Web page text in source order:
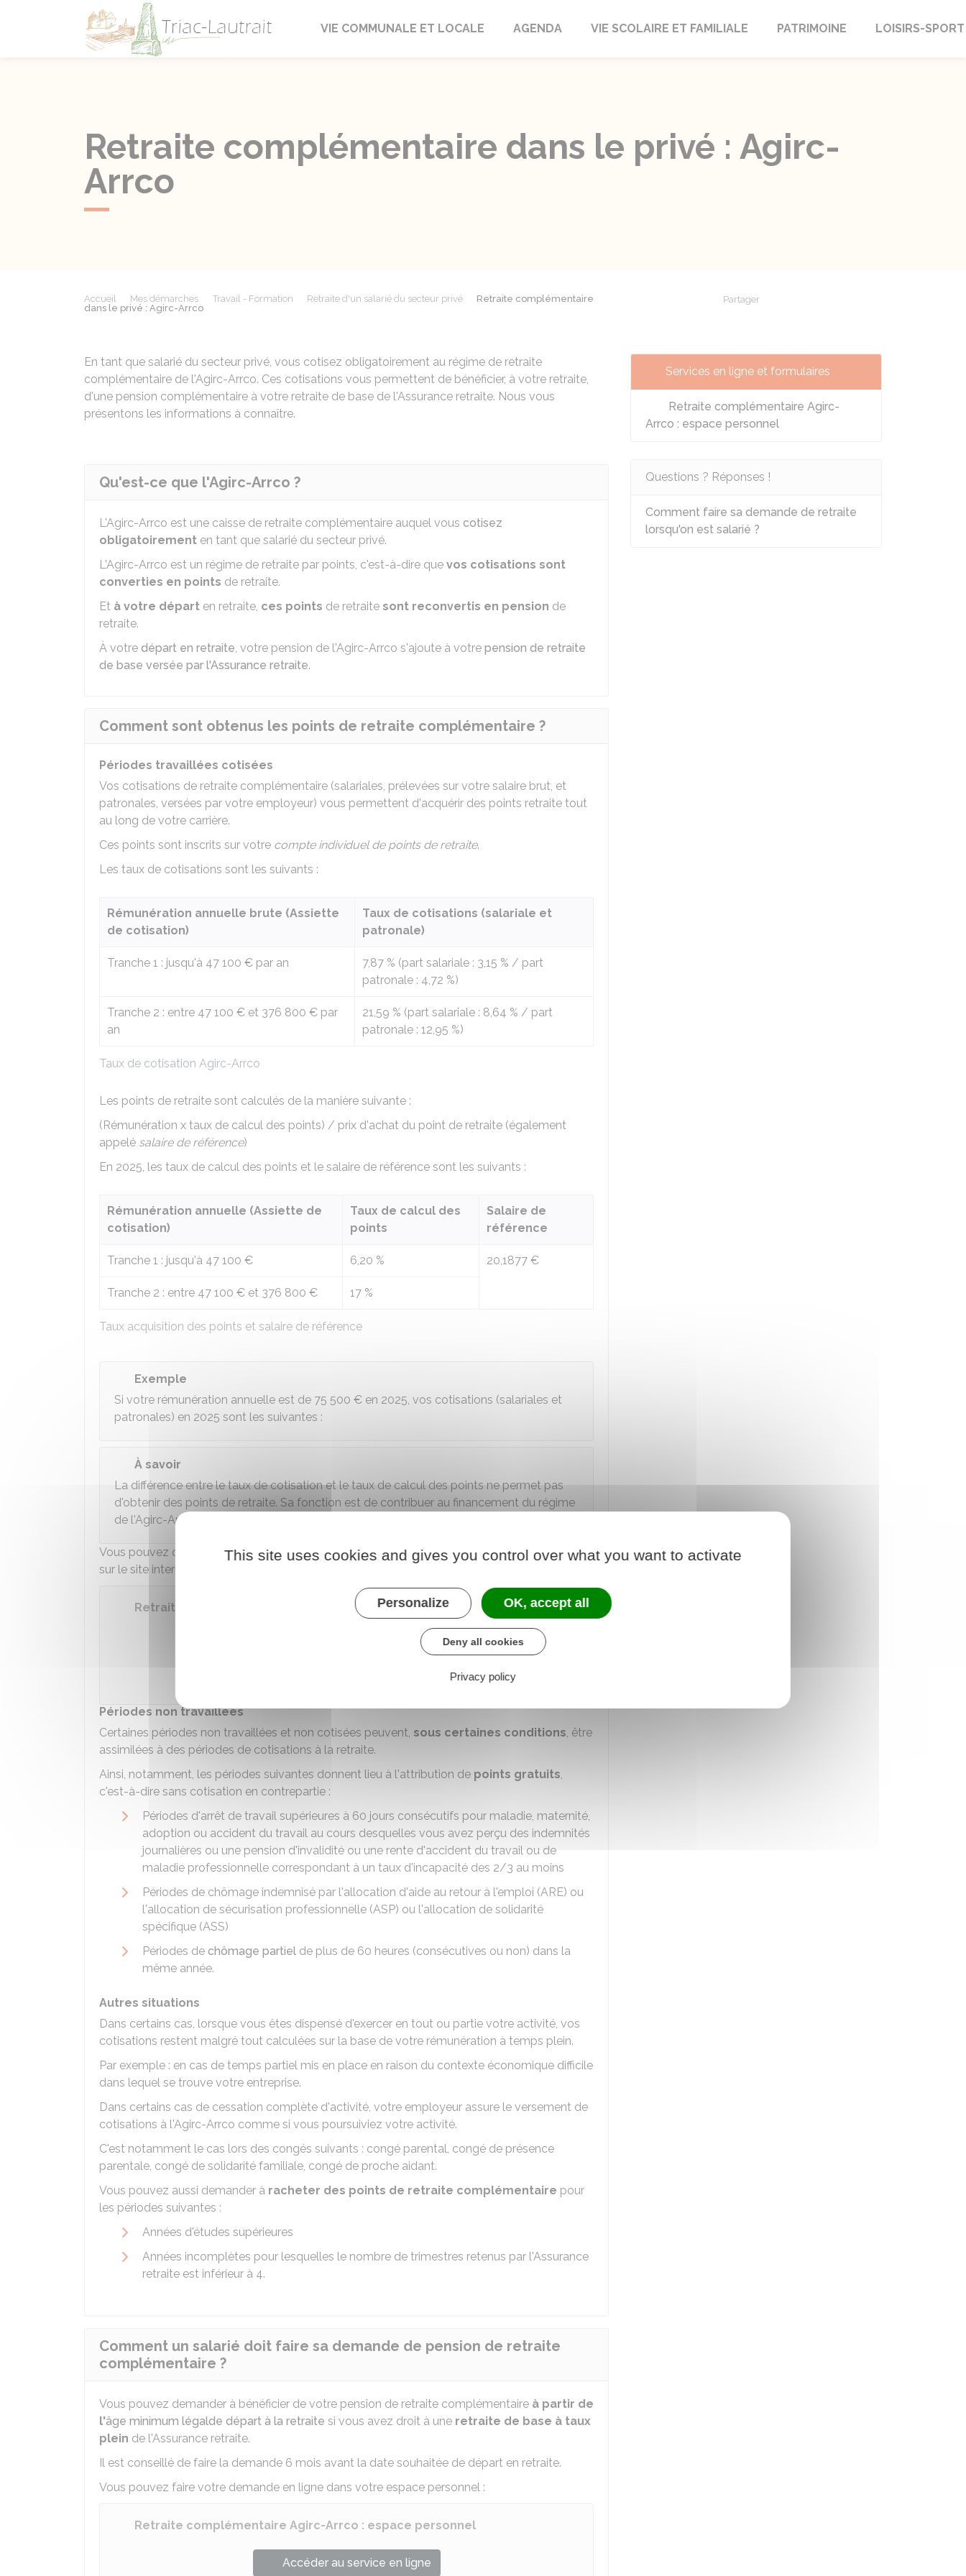
Triac-Lautrait
VIE COMMUNALE ET LOCALE AGENDA VIE SCOLAIRE ET FAMILIALE PATRIMOINE LOISIRS-SPORT
Retraite complémentaire dans le privé : Agirc-
Arrco
Accueil Mes démarches Travail - Formation Retraite d'un salarié du secteur privé
Retraite complémentaire
dans le privé : Agirc-Arrco
Partager
En tant que salarié du secteur privé, vous cotisez obligatoirement au régime de retraite
complémentaire de l'Agirc-Arrco. Ces cotisations vous permettent de bénéficier, à votre retraite,
d'une pension complémentaire à votre retraite de base de l'Assurance retraite. Nous vous
présentons les informations à connaître.
Qu'est-ce que l'Agirc-Arrco ?
L'Agirc-Arrco est une caisse de retraite complémentaire auquel vous cotisez
obligatoirement en tant que salarié du secteur privé.
L'Agirc-Arrco est un régime de retraite par points, c'est-à-dire que vos cotisations sont
converties en points de retraite.
Et à votre départ en retraite, ces points de retraite sont reconvertis en pension de
retraite.
À votre départ en retraite, votre pension de l'Agirc-Arrco s'ajoute à votre pension de retraite
de base versée par l'Assurance retraite.
Comment sont obtenus les points de retraite complémentaire ?
Périodes travaillées cotisées
Vos cotisations de retraite complémentaire (salariales, prélevées sur votre salaire brut, et
patronales, versées par votre employeur) vous permettent d'acquérir des points retraite tout
au long de votre carrière.
Ces points sont inscrits sur votre compte individuel de points de retraite.
Les taux de cotisations sont les suivants :
Taux de cotisation Agirc-Arrco
Rémunération annuelle brute (Assiette
de cotisation)
Taux de cotisations (salariale et
patronale)
Tranche 1 : jusqu'à 47 100 € par an 7,87 % (part salariale : 3,15 % / part
patronale : 4,72 %)
Tranche 2 : entre 47 100 € et 376 800 € par
an
21,59 % (part salariale : 8,64 % / part
patronale : 12,95 %)
Les points de retraite sont calculés de la manière suivante :
(Rémunération x taux de calcul des points) / prix d'achat du point de retraite (également
appelé salaire de référence)
En 2025, les taux de calcul des points et le salaire de référence sont les suivants :
Taux acquisition des points et salaire de référence
Rémunération annuelle (Assiette de
cotisation)
Taux de calcul des
points
Salaire de
référence
Tranche 1 : jusqu'à 47 100 € 6,20 % 20,1877 €
Tranche 2 : entre 47 100 € et 376 800 € 17 %
Exemple
Si votre rémunération annuelle est de 75 500 € en 2025, vos cotisations (salariales et
patronales) en 2025 sont les suivantes :
À savoir
La différence entre le taux de cotisation et le taux de calcul des points ne permet pas
d'obtenir des points de retraite. Sa fonction est de contribuer au financement du régime
de l'Agirc-Arrco.
Vous pouvez consulter votre nombre de points retraite sur votre compte individuel de points
sur le site internet de l'Agirc-Arrco dans votre espace personnel :
Retraite complémentaire Agirc-Arrco : espace personnel
Accéder au service en ligne
Périodes non travaillées
Certaines périodes non travaillées et non cotisées peuvent, sous certaines conditions, être
assimilées à des périodes de cotisations à la retraite.
Ainsi, notamment, les périodes suivantes donnent lieu à l'attribution de points gratuits,
c'est-à-dire sans cotisation en contrepartie :
Périodes d'arrêt de travail supérieures à 60 jours consécutifs pour maladie, maternité,
adoption ou accident du travail au cours desquelles vous avez perçu des indemnités
journalières ou une pension d'invalidité ou une rente d'accident du travail ou de
maladie professionnelle correspondant à un taux d'incapacité des 2/3 au moins
Périodes de chômage indemnisé par l'allocation d'aide au retour à l'emploi (ARE) ou
l'allocation de sécurisation professionnelle (ASP) ou l'allocation de solidarité
spécifique (ASS)
Périodes de chômage partiel de plus de 60 heures (consécutives ou non) dans la
même année.
Autres situations
Dans certains cas, lorsque vous êtes dispensé d'exercer en tout ou partie votre activité, vos
cotisations restent malgré tout calculées sur la base de votre rémunération à temps plein.
Par exemple : en cas de temps partiel mis en place en raison du contexte économique difficile
dans lequel se trouve votre entreprise.
Dans certains cas de cessation complète d'activité, votre employeur assure le versement de
cotisations à l'Agirc-Arrco comme si vous poursuiviez votre activité.
C'est notamment le cas lors des congés suivants : congé parental, congé de présence
parentale, congé de solidarité familiale, congé de proche aidant.
Vous pouvez aussi demander à racheter des points de retraite complémentaire pour
les périodes suivantes :
Années d'études supérieures
Années incomplètes pour lesquelles le nombre de trimestres retenus par l'Assurance
retraite est inférieur à 4.
Comment un salarié doit faire sa demande de pension de retraite
complémentaire ?
Vous pouvez demander à bénéficier de votre pension de retraite complémentaire à partir de
l'âge minimum légalde départ à la retraite si vous avez droit à une retraite de base à taux
plein de l'Assurance retraite.
Il est conseillé de faire la demande 6 mois avant la date souhaitée de départ en retraite.
Vous pouvez faire votre demande en ligne dans votre espace personnel :
Retraite complémentaire Agirc-Arrco : espace personnel
Accéder au service en ligne
Services en ligne et formulaires
Retraite complémentaire Agirc-
Arrco : espace personnel
Questions ? Réponses !
Comment faire sa demande de retraite
lorsqu'on est salarié ?
This site uses cookies and gives you control over what you want to activate
Personalize OK, accept all
Deny all cookies
Privacy policy